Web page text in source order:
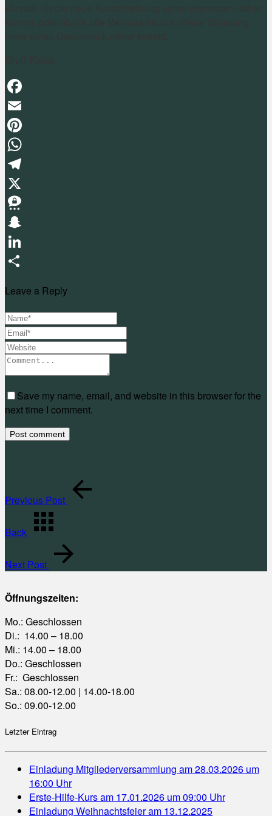
Facebook
Email
Pinterest
WhatsApp
Telegram
X
Threema
Snapchat
LinkedIn
Leave a Reply
Save my name, email, and website in this browser for the
next time I comment.
Previous Post
Back
Next Post
Öffnungszeiten:
Mo.: Geschlossen
Di.: 14.00 – 18.00
Mi.: 14.00 – 18.00
Do.: Geschlossen
Fr.: Geschlossen
Sa.: 08.00-12.00 | 14.00-18.00
So.: 09.00-12.00
Letzter Eintrag
Einladung Mitgliederversammlung am 28.03.2026 um
16:00 Uhr
Erste-Hilfe-Kurs am 17.01.2026 um 09:00 Uhr
Einladung Weihnachtsfeier am 13.12.2025